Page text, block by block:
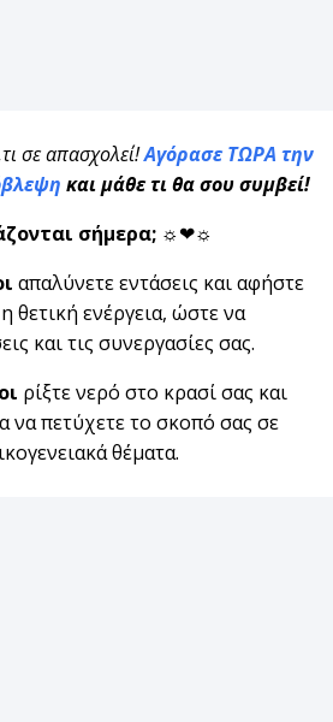
σε απασχολεί!Αγόρασε ΤΩΡΑ την
και μάθε τι θασου συμβεί!
σήμερα; ☼❤☼
απαλύνετε εντάσεις και αφήστε
θετική ενέργεια, ώστε να
και τις συνεργασίες σας.
ρίξτε νερό στο κρασί σας και
να πετύχετε το σκοπό σας σε
θέματα.